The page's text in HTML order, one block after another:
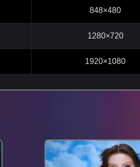
848×480
1280×720
1920×1080